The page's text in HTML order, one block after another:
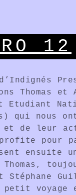
12
d’Indignés
Thomas
Etudiant
qui nous
et de leur
profite pour
Stéphane
petit voyage